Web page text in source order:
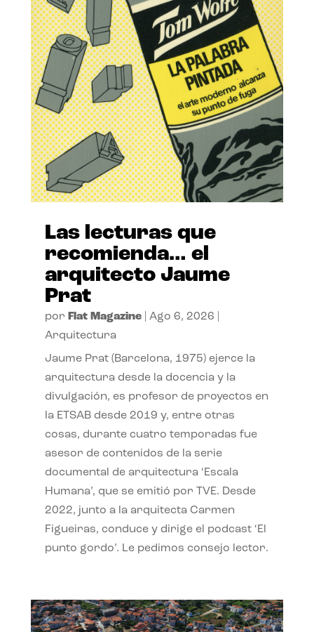
Las lecturas que
recomienda… el
arquitecto Jaume
Prat
por Flat Magazine| Ago 6, 2026
Arquitectura
Jaume Prat (Barcelona, 1975) ejerce la
arquitectura desde la docencia y la
divulgación, es profesor de proyectos en
la ETSAB desde 2019 y, entre otras
cosas, durante cuatro temporadas fue
asesor de contenidos de la serie
documental de arquitectura ‘Escala
Humana’, que se emitió por TVE. Desde
2022, junto a la arquitecta Carmen
Figueiras, conduce y dirige el podcast ‘El
punto gordo’. Le pedimos consejo lector.